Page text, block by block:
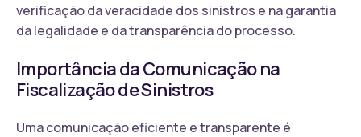
verificação da veracidade dos sinistros e na garantia
da legalidade e da transparência do processo.
Importância da Comunicação na
Fiscalização de Sinistros
Uma comunicação eficiente e transparente é